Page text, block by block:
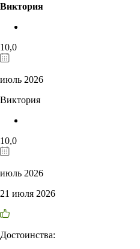
Виктория
10,0
июль 2026
Виктория
10,0
июль 2026
21 июля 2026
Достоинства: